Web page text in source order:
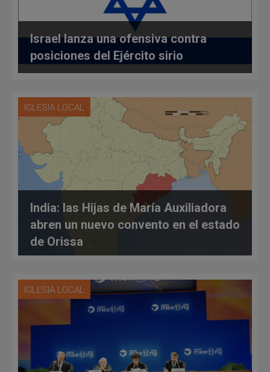
Israel lanza una ofensiva contra
posiciones del Ejército sirio
IGLESIA LOCAL
India: las Hijas de María Auxiliadora
abren un nuevo convento en el estado
de Orissa
IGLESIA LOCAL